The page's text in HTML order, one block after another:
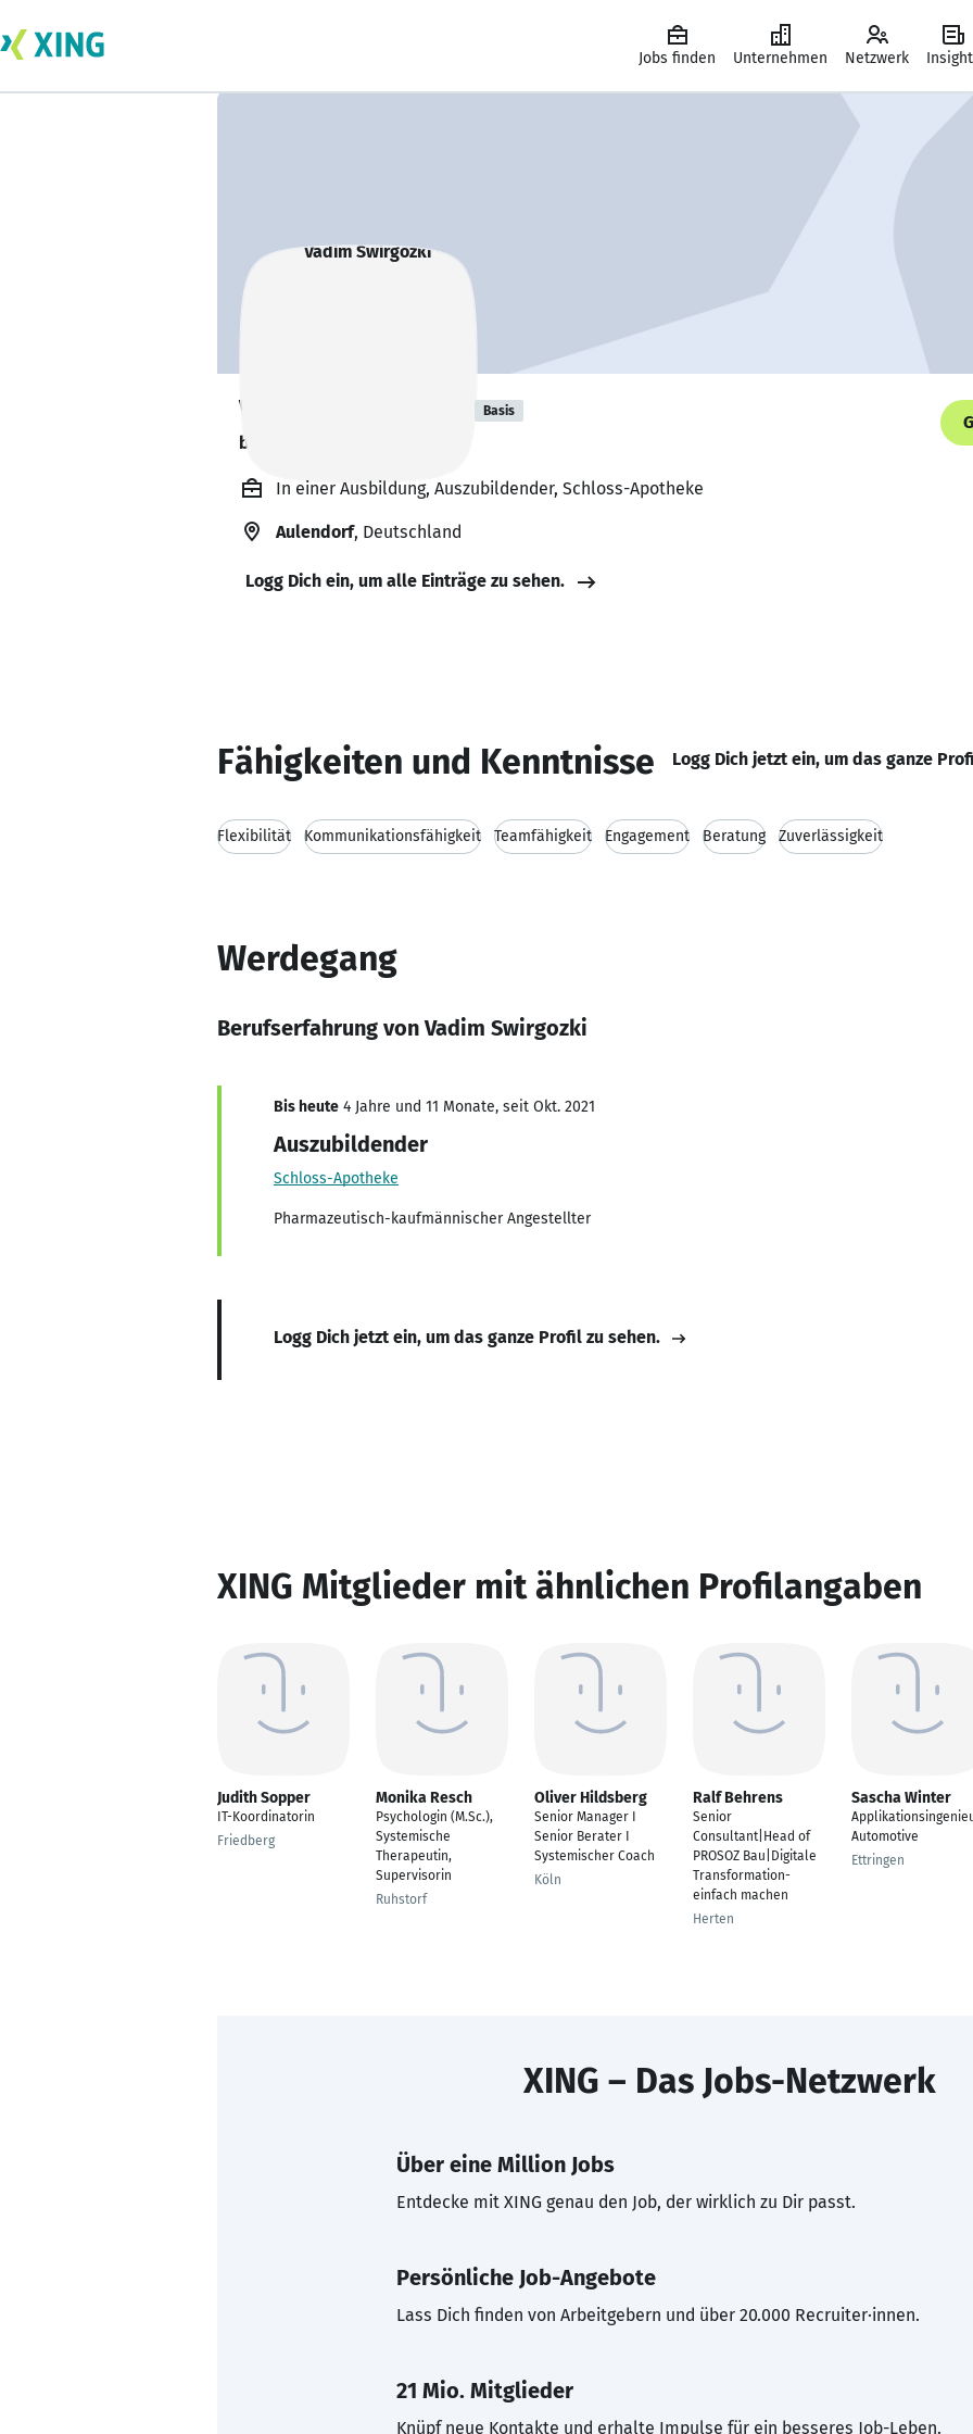
Jobs finden Unternehmen Netzwerk
Vadim Swirgozki Basis
bildet sich zurzeit weiter. 🎓
In einer Ausbildung, Auszubildender, Schloss-Apotheke
Aulendorf, Deutschland
Logg Dich ein, um alle Einträge zu sehen.
Fähigkeiten und Kenntnisse Logg Dich jetzt ein, um das ganze
Flexibilität Kommunikationsfähigkeit Teamfähigkeit Engagement Beratung Zuverlässigkeit
Werdegang
Berufserfahrung von Vadim Swirgozki
Bis heute 4 Jahre und 11 Monate, seit Okt. 2021
Auszubildender
Schloss-Apotheke
Pharmazeutisch-kaufmännischer Angestellter
Logg Dich jetzt ein, um das ganze Profil zu sehen.
XING Mitglieder mit ähnlichen Profilangaben
Judith Sopper
IT-Koordinatorin
Friedberg
Monika Resch
Psychologin (M.Sc.),
Systemische
Therapeutin,
Supervisorin
Ruhstorf
Oliver Hildsberg
Senior Manager I
Senior Berater I
Systemischer Coach
Köln
Ralf Behrens
Senior
Consultant|Head of
PROSOZ Bau|Digitale
Transformation-
einfach machen
Herten
Sascha Winter
Automotive
Ettringen
XING – Das Jobs-Netzwerk
Über eine Million Jobs
Entdecke mit XING genau den Job, der wirklich zu Dir passt.
Persönliche Job-Angebote
Lass Dich finden von Arbeitgebern und über 20.000 Recruiter·innen.
21 Mio. Mitglieder
Knüpf neue Kontakte und erhalte Impulse für ein besseres Job-Leben.